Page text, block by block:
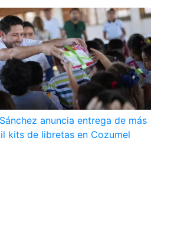
anuncia entrega de más
kits de libretas en Cozumel